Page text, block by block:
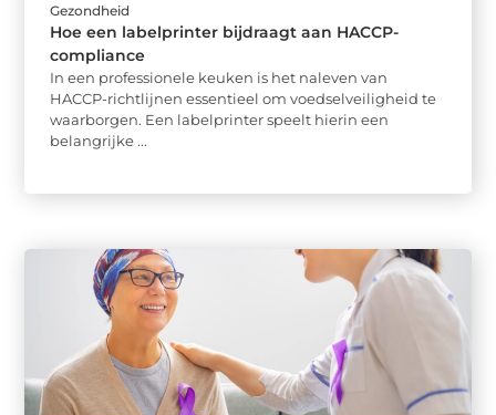
Gezondheid
Hoe een labelprinter bijdraagt aan HACCP-
compliance
In een professionele keuken is het naleven van
HACCP-richtlijnen essentieel om voedselveiligheid te
waarborgen. Een labelprinter speelt hierin een
belangrijke ...